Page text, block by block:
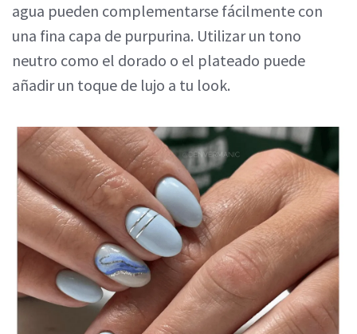
agua pueden complementarse fácilmente con
una fina capa de purpurina. Utilizar un tono
neutro como el dorado o el plateado puede
añadir un toque de lujo a tu look.